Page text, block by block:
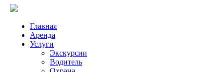
Главная
Аренда
Услуги
Экскурсии
Водитель